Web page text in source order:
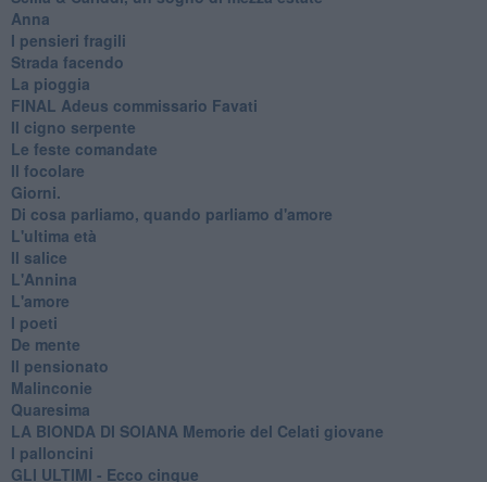
Anna
I pensieri fragili
Strada facendo
La pioggia
FINAL Adeus commissario Favati
Il cigno serpente
Le feste comandate
Il focolare
Giorni.
Di cosa parliamo, quando parliamo d'amore
L'ultima età
Il salice
L'Annina
L'amore
I poeti
De mente
Il pensionato
Malinconie
Quaresima
LA BIONDA DI SOIANA Memorie del Celati giovane
I palloncini
GLI ULTIMI - Ecco cinque